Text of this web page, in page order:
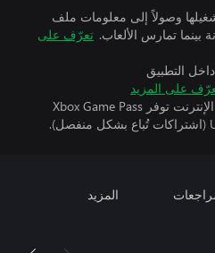
وصولاً إلى معلومات ملف
تعرّف على
التطبيق
على المزيد
تتطلب اللعبة متعددة اللاعبين عبر الإنترنت توفر Xbox Game Pass
المزيد